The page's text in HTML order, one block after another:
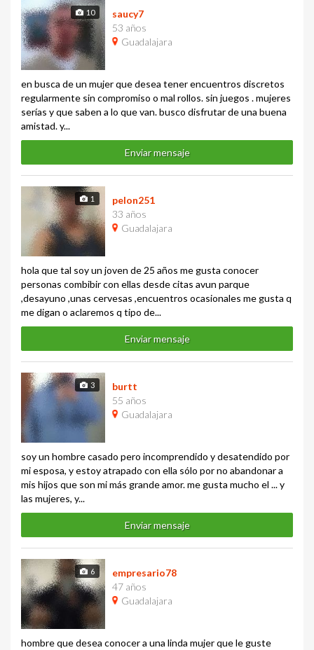
10
saucy7
53 años
Guadalajara
en busca de un mujer que desea tener encuentros discretos
regularmente sin compromiso o mal rollos. sin juegos . mujeres
serías y que saben a lo que van. busco disfrutar de una buena
amistad. y...
Enviar mensaje
1
pelon251
33 años
Guadalajara
hola que tal soy un joven de 25 años me gusta conocer
personas combibir con ellas desde citas avun parque
,desayuno ,unas cervesas ,encuentros ocasionales me gusta q
me digan o aclaremos q tipo de...
Enviar mensaje
3
burtt
55 años
Guadalajara
soy un hombre casado pero incomprendido y desatendido por
mi esposa, y estoy atrapado con ella sólo por no abandonar a
mis hijos que son mi más grande amor. me gusta mucho el ... y
las mujeres, y...
Enviar mensaje
6
empresario78
47 años
Guadalajara
hombre que desea conocer a una linda mujer que le guste